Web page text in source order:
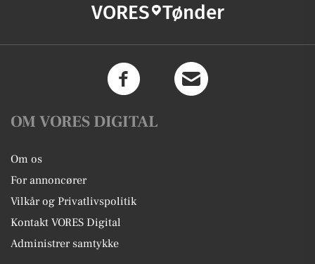
VORES Tønder
OM VORES DIGITAL
Om os
For annoncører
Vilkår og Privatlivspolitik
Kontakt VORES Digital
Administrer samtykke